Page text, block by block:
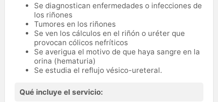
Se diagnostican enfermedades o infecciones de
los riñones
Tumores en los riñones
Se ven los cálculos en el riñón o uréter que
provocan cólicos nefríticos
Se averigua el motivo de que haya sangre en la
orina (hematuria)
Se estudia el reflujo vésico-ureteral.
Qué incluye el servicio: